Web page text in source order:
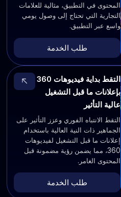
المحتوى في التطبيق، مثالية للعلامات
التجارية التي تحتاج إلى وصول يومي
واسع عبر التطبيق.
طلب الخدمة
التقط بداية فيديوهات 360
بإعلانات ما قبل التشغيل
عالية التأثير
التقط الانتباه الفوري وعزز التأثير على
الجماهير ذات النية العالية باستخدام
إعلانات ما قبل التشغيل لفيديوهات
360، مما يضمن رؤية مضمونة قبل
المحتوى الغامر.
طلب الخدمة